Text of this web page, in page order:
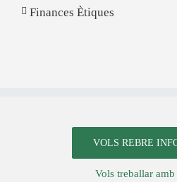
Finances Ètiques
VOLS REBRE
Vols treballar amb